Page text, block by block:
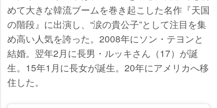
めて大きな韓流ブームを巻き起こした名作『天国
の階段』に出演し、“涙の貴公子”として注目を集
め高い人気を誇った。2008年にソン・テヨンと
結婚。翌年2月に長男・ルッキさん（17）が誕
生。15年1月に長女が誕生。20年にアメリカへ移
住した。